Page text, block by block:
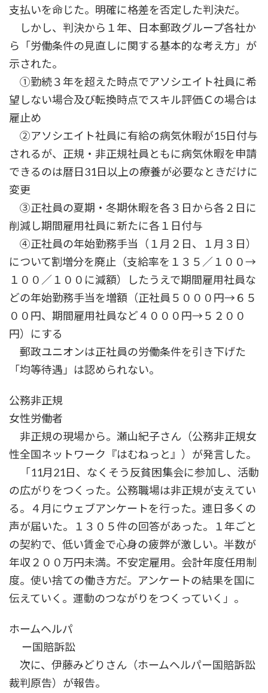
支払いを命じた。明確に格差を否定した判決だ。
しかし、判決から１年、日本郵政グループ各社か
ら「労働条件の見直しに関する基本的な考え方」が
示された。
①勤続３年を超えた時点でアソシエイト社員に希
望しない場合及び転換時点でスキル評価Ｃの場合は
雇止め
②アソシエイト社員に有給の病気休暇が15日付与
されるが、正規・非正規社員ともに病気休暇を申請
できるのは暦日31日以上の療養が必要なときだけに
変更
③正社員の夏期・冬期休暇を各３日から各２日に
削減し期間雇用社員に新たに各１日付与
④正社員の年始勤務手当（１月２日、１月３日）
について割増分を廃止（支給率を１３５／１００→
１００／１００に減額）したうえで期間雇用社員な
どの年始勤務手当を増額（正社員５０００円→６５
００円、期間雇用社員など４０００円→５２００
円）にする
郵政ユニオンは正社員の労働条件を引き下げた
「均等待遇」は認められない。
公務非正規
女性労働者
非正規の現場から。瀬山紀子さん（公務非正規女
性全国ネットワーク『はむねっと』）が発言した。
「11月21日、なくそう反貧困集会に参加し、活動
の広がりをつくった。公務職場は非正規が支えてい
る。４月にウェブアンケートを行った。連日多くの
声が届いた。１３０５件の回答があった。１年ごと
の契約で、低い賃金で心身の疲弊が激しい。半数が
年収２００万円未満。不安定雇用。会計年度任用制
度。使い捨ての働き方だ。アンケートの結果を国に
伝えていく。運動のつながりをつくっていく」。
ホームヘルパ
ー国賠訴訟
次に、伊藤みどりさん（ホームヘルパー国賠訴訟
裁判原告）が報告。